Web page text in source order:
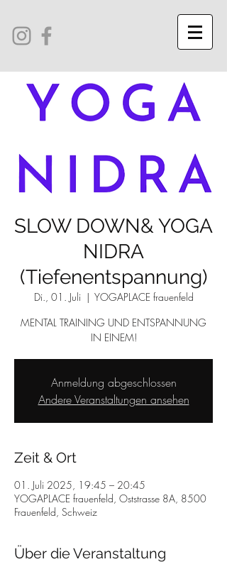
SLOW DOWN& YOGA
NIDRA
(Tiefenentspannung)
Di., 01. Juli
  |
YOGAPLACE frauenfeld
MENTAL TRAINING UND ENTSPANNUNG
IN EINEM!
Anmeldung abgeschlossen
Andere Veranstaltungen ansehen
Zeit & Ort
01. Juli 2025, 19:45 – 20:45
YOGAPLACE frauenfeld, Oststrasse 8A, 8500
Frauenfeld, Schweiz
Über die Veranstaltung